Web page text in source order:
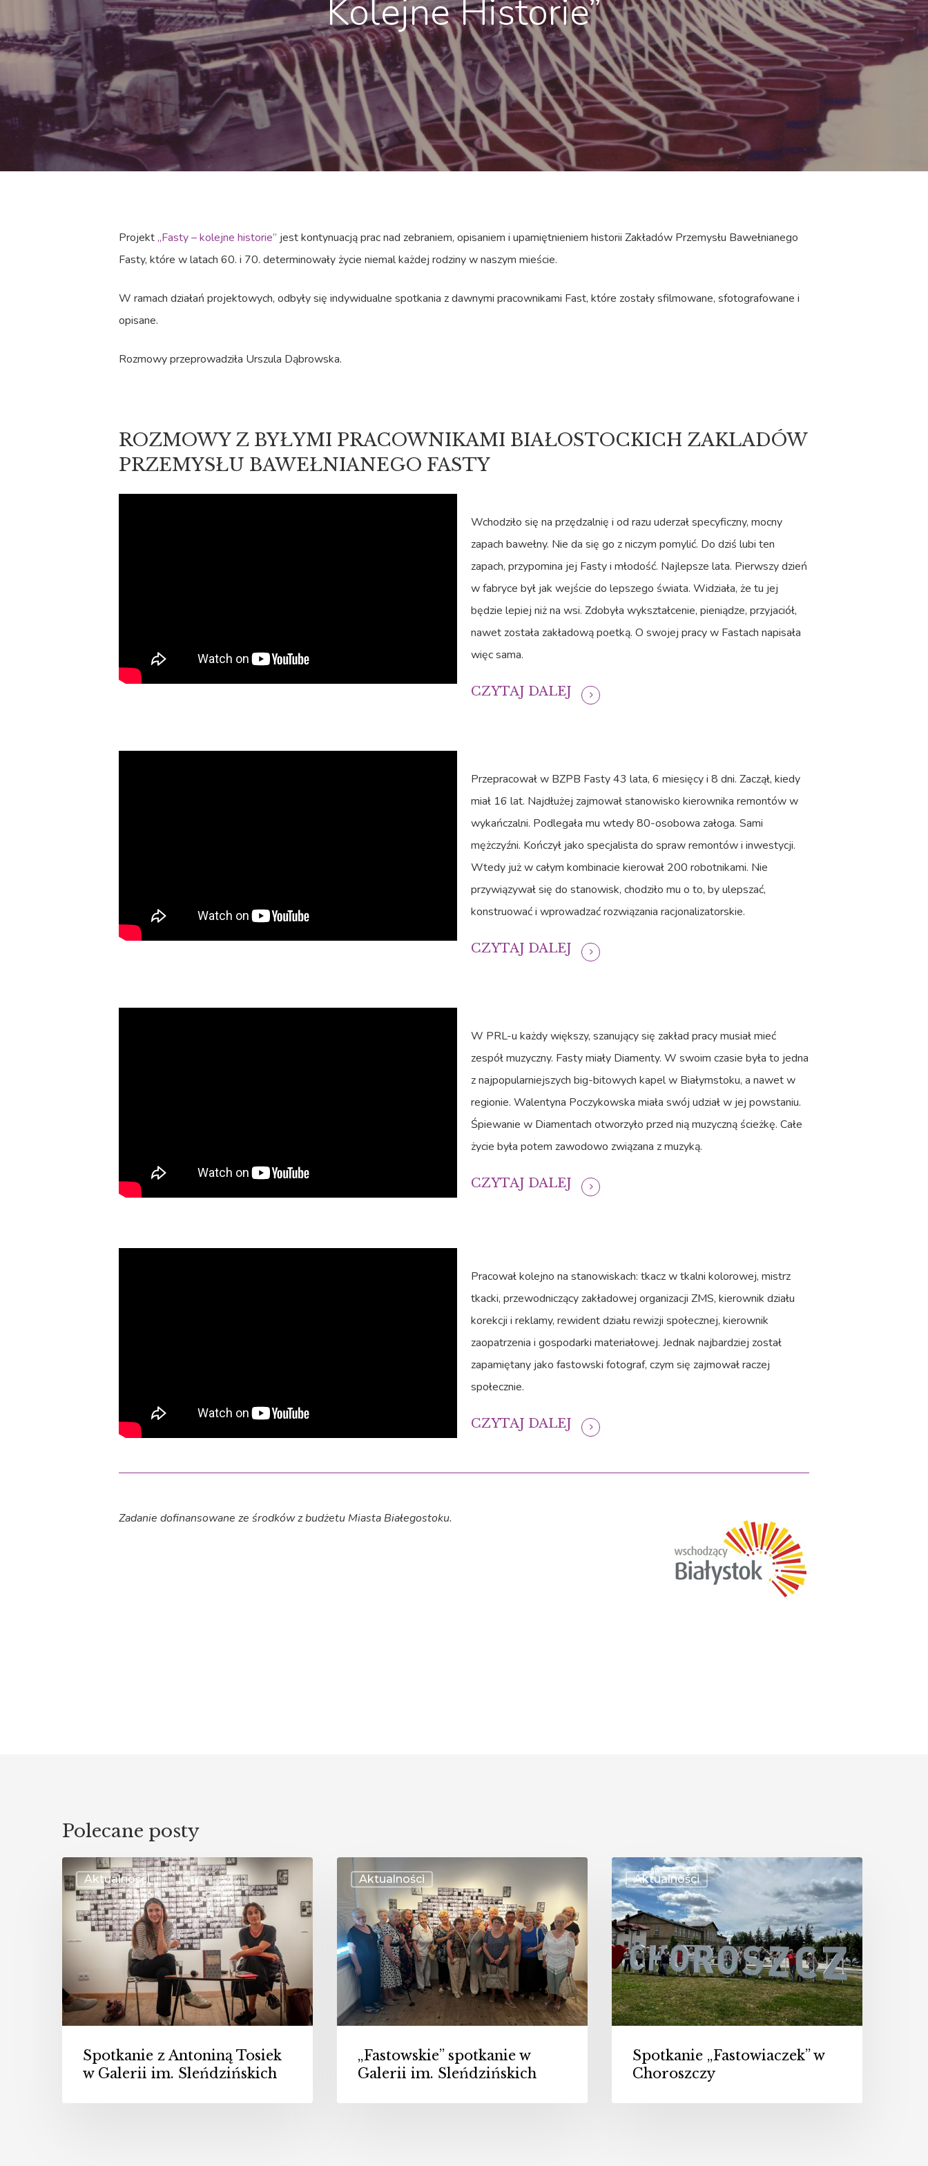
Kolejne Historie”
Projekt„Fasty – kolejne historie” jest kontynuacją prac nad zebraniem, opisaniem i upamiętnieniem historii Zakładów Przemysłu Bawełnianego
Fasty, które w latach 60. i 70. determinowały życie niemal każdej rodziny w naszym mieście.
W ramach działań projektowych, odbyły się indywidualne spotkania z dawnymi pracownikami Fast, które zostały sfilmowane, sfotografowane i
opisane.
Rozmowy przeprowadziła Urszula Dąbrowska.
ROZMOWY Z BYŁYMI PRACOWNIKAMI BIAŁOSTOCKICH ZAKLADÓW
PRZEMYSŁU BAWEŁNIANEGO FASTY
Wchodziło się na przędzalnię i od razu uderzał specyficzny, mocny
zapach bawełny. Nie da się go z niczym pomylić. Do dziś lubi ten
zapach, przypomina jej Fasty i młodość. Najlepsze lata. Pierwszy dzień
w fabryce był jak wejście do lepszego świata. Widziała, że tu jej
będzie lepiej niż na wsi. Zdobyła wykształcenie, pieniądze, przyjaciół,
nawet została zakładową poetką. O swojej pracy w Fastach napisała
więc sama.
CZYTAJ DALEJ
Przepracował w BZPB Fasty 43 lata, 6 miesięcy i 8 dni. Zaczął, kiedy
miał 16 lat. Najdłużej zajmował stanowisko kierownika remontów w
wykańczalni. Podlegała mu wtedy 80-osobowa załoga. Sami
mężczyźni. Kończył jako specjalista do spraw remontów i inwestycji.
Wtedy już w całym kombinacie kierował 200 robotnikami. Nie
przywiązywał się do stanowisk, chodziło mu o to, by ulepszać,
konstruować i wprowadzać rozwiązania racjonalizatorskie.
CZYTAJ DALEJ
W PRL-u każdy większy, szanujący się zakład pracy musiał mieć
zespół muzyczny. Fasty miały Diamenty. W swoim czasie była to jedna
z najpopularniejszych big-bitowych kapel w Białymstoku, a nawet w
regionie. Walentyna Poczykowska miała swój udział w jej powstaniu.
Śpiewanie w Diamentach otworzyło przed nią muzyczną ścieżkę. Całe
życie była potem zawodowo związana z muzyką.
CZYTAJ DALEJ
Pracował kolejno na stanowiskach: tkacz w tkalni kolorowej, mistrz
tkacki, przewodniczący zakładowej organizacji ZMS, kierownik działu
korekcji i reklamy, rewident działu rewizji społecznej, kierownik
zaopatrzenia i gospodarki materiałowej. Jednak najbardziej został
zapamiętany jako fastowski fotograf, czym się zajmował raczej
społecznie.
CZYTAJ DALEJ
Zadanie dofinansowane ze środków z budżetu Miasta Białegostoku.
Polecane posty
Aktualności
Spotkanie
z
Antoniną
Tosiek
Galerii
im.
Sleńdzińskich
Spotkanie z Antoniną Tosiek
w Galerii im. Sleńdzińskich
Aktualności
„Fastowskie”
spotkanie
w
Galerii
im.
Sleńdzińskich
„Fastowskie” spotkanie w
Galerii im. Sleńdzińskich
Aktualności
Spotkanie
„Fastowiaczek”
w
Choroszczy
Spotkanie „Fastowiaczek” w
Choroszczy